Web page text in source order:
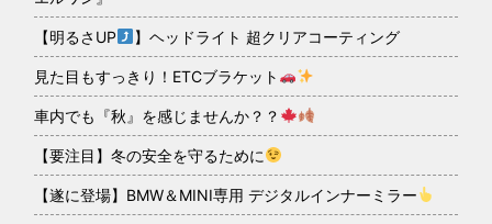
【明るさUP 】ヘッドライト 超クリアコーティング
見た目もすっきり！ETCブラケット
車内でも『秋』を感じませんか？？
【要注目】冬の安全を守るために
【遂に登場】BMW＆MINI専用 デジタルインナーミラー